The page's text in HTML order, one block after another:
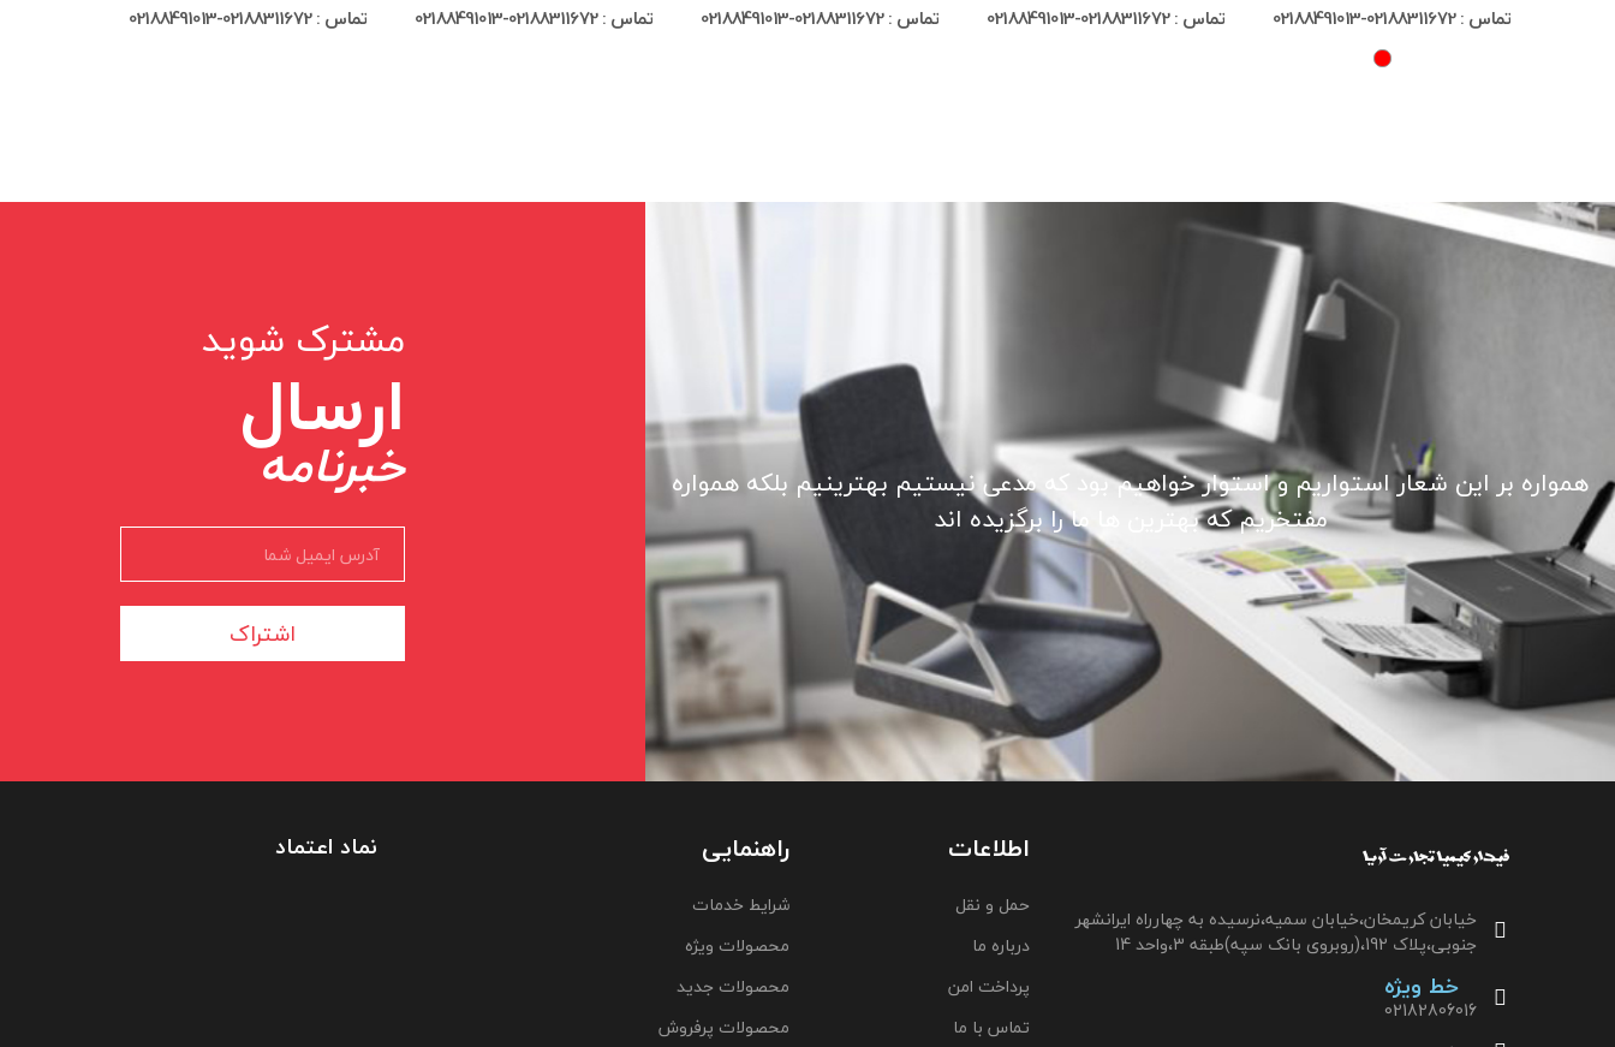
تماس : 02188311672-02188491013 تماس : 02188311672-02188491013 تماس : 02188311672-02188491013 تماس : 02188311672-02188491013 تماس : 02188311672-02188491013
همواره بر این شعار استواریم و استوار خواهیم بود که مدعی نیستیم بهترینیم بلکه همواره
مفتخریم که بهترین ها ما را برگزیده اند
مشترک شوید
ارسال
خبرنامه
اشتراک
خیابان کریمخان،خیابان سمیه،نرسیده به چهارراه ایرانشهر
جنوبی،پلاک 192،(روبروی بانک سپه)طبقه 3،واحد 14
خط ویژه
02182806016
اطلاعات
حمل و نقل
درباره ما
پرداخت امن
تماس با ما
راهنمایی
شرایط خدمات
محصولات ویژه
محصولات جدید
محصولات پرفروش
نماد اعتماد